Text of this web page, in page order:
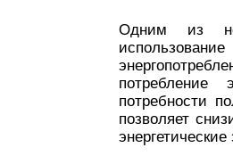
Одним из
потребление
потребности
позволяет